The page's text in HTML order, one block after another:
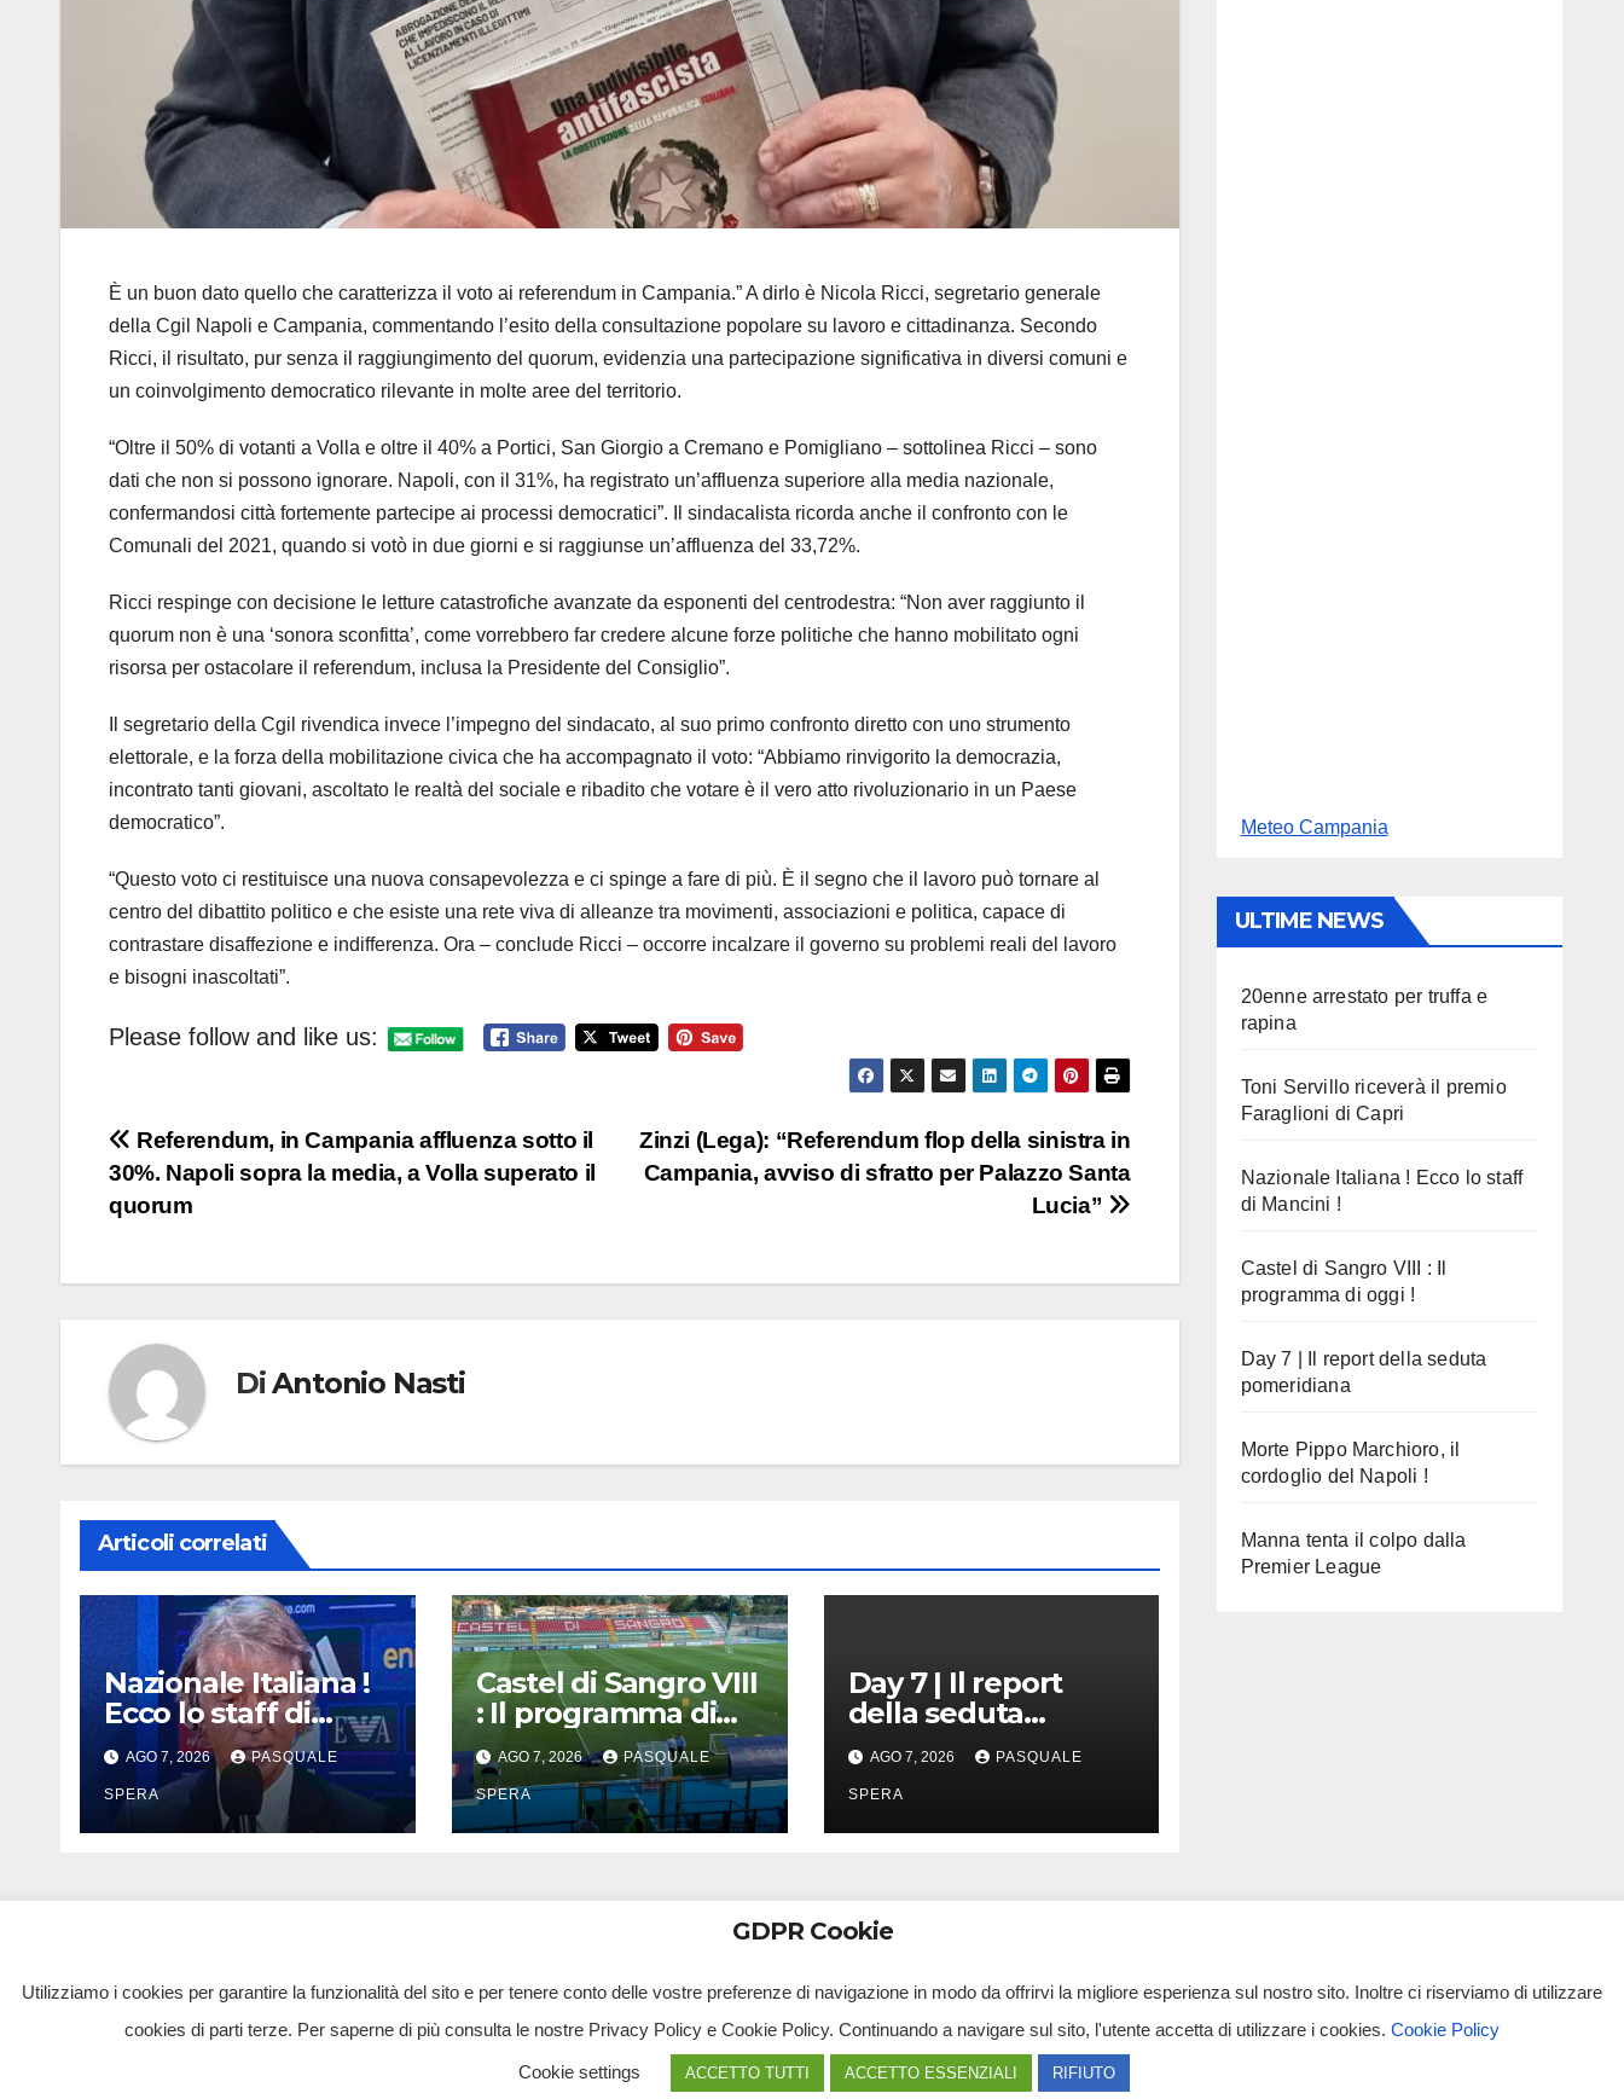
È un buon dato quello che caratterizza il voto ai referendum in Campania.” A dirlo è Nicola Ricci, segretario generale
della Cgil Napoli e Campania, commentando l’esito della consultazione popolare su lavoro e cittadinanza. Secondo
Ricci, il risultato, pur senza il raggiungimento del quorum, evidenzia una partecipazione significativa in diversi comuni e
un coinvolgimento democratico rilevante in molte aree del territorio.
“Oltre il 50% di votanti a Volla e oltre il 40% a Portici, San Giorgio a Cremano e Pomigliano – sottolinea Ricci – sono
dati che non si possono ignorare. Napoli, con il 31%, ha registrato un’affluenza superiore alla media nazionale,
confermandosi città fortemente partecipe ai processi democratici”. Il sindacalista ricorda anche il confronto con le
Comunali del 2021, quando si votò in due giorni e si raggiunse un’affluenza del 33,72%.
Ricci respinge con decisione le letture catastrofiche avanzate da esponenti del centrodestra: “Non aver raggiunto il
quorum non è una ‘sonora sconfitta’, come vorrebbero far credere alcune forze politiche che hanno mobilitato ogni
risorsa per ostacolare il referendum, inclusa la Presidente del Consiglio”.
Il segretario della Cgil rivendica invece l’impegno del sindacato, al suo primo confronto diretto con uno strumento
elettorale, e la forza della mobilitazione civica che ha accompagnato il voto: “Abbiamo rinvigorito la democrazia,
incontrato tanti giovani, ascoltato le realtà del sociale e ribadito che votare è il vero atto rivoluzionario in un Paese
democratico”.
“Questo voto ci restituisce una nuova consapevolezza e ci spinge a fare di più. È il segno che il lavoro può tornare al
centro del dibattito politico e che esiste una rete viva di alleanze tra movimenti, associazioni e politica, capace di
contrastare disaffezione e indifferenza. Ora – conclude Ricci – occorre incalzare il governo su problemi reali del lavoro
e bisogni inascoltati”.
Please follow and like us:
Navigazione
articoli
Zinzi (Lega): “Referendum flop della sinistra in
Campania, avviso di sfratto per Palazzo Santa
Lucia”
Referendum, in Campania affluenza sotto il
30%. Napoli sopra la media, a Volla superato il
quorum
DiAntonio Nasti
Articoli correlati
Nazionale Italiana !
Ecco lo staff di
Mancini !
AGO 7, 2026 PASQUALE
SPERA
Castel di Sangro VIII
: Il programma di
oggi !
AGO 7, 2026 PASQUALE
SPERA
Day 7 | Il report
della seduta
pomeridiana
AGO 7, 2026 PASQUALE
SPERA
Meteo Campania
ULTIME NEWS
20enne arrestato per truffa e
rapina
Toni Servillo riceverà il premio
Faraglioni di Capri
Nazionale Italiana ! Ecco lo staff
di Mancini !
Castel di Sangro VIII : Il
programma di oggi !
Day 7 | Il report della seduta
pomeridiana
Morte Pippo Marchioro, il
cordoglio del Napoli !
Manna tenta il colpo dalla
Premier League
Tv Multimidia Srl - Via Giulio Natta, SNC, 80126, Napoli (NA).
Tvmtv.it è un portale gestito da TV MULTIMIDIA S.R.L. - Partita iva 10239261216 - Tg Luna testata giornalistica registrata presso il Tribunale di Santa Maria Capua Vetere CE. Tutti i diritti riservati.
GDPR Cookie
Utilizziamo i cookies per garantire la funzionalità del sito e per tenere conto delle vostre preferenze di navigazione in modo da offrirvi la migliore esperienza sul nostro sito. Inoltre ci riserviamo di utilizzare
cookies di parti terze. Per saperne di più consulta le nostre Privacy Policy e Cookie Policy. Continuando a navigare sul sito, l'utente accetta di utilizzare i cookies. Cookie Policy
Cookie settings ACCETTO TUTTI ACCETTO ESSENZIALI RIFIUTO